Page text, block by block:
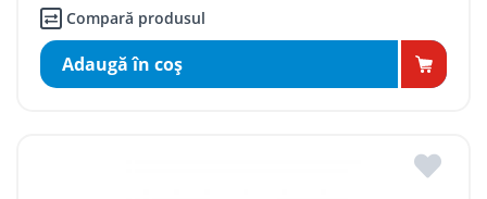
Compară produsul
Adaugă în coş